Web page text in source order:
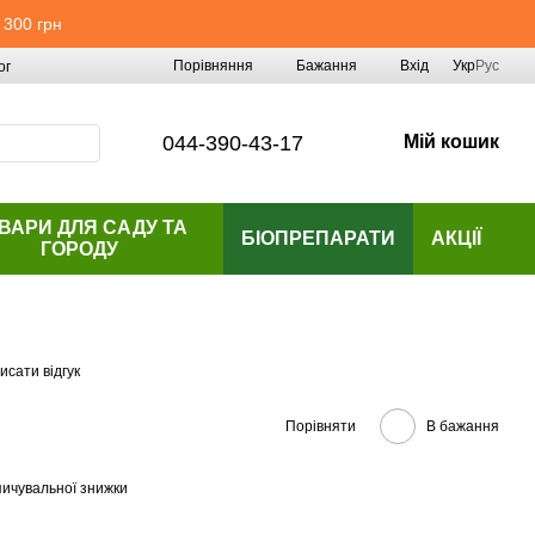
грн
Порівняння Бажання Вхід УкрРус
044-390-43-17 Мій кошик
ДЛЯ САДУ ТА
ГОРОДУ
БІОПРЕПАРАТИ АКЦІЇ
відгук
Порівняти В бажання
знижки